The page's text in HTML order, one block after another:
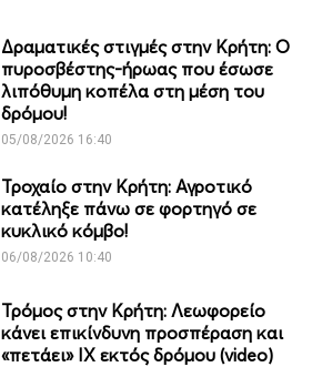
Δραματικές στιγμές στην Κρήτη: Ο
πυροσβέστης-ήρωας που έσωσε
λιπόθυμη κοπέλα στη μέση του
δρόμου!
05/08/2026 16:40
Τροχαίο στην Κρήτη: Αγροτικό
κατέληξε πάνω σε φορτηγό σε
κυκλικό κόμβο!
06/08/2026 10:40
Τρόμος στην Κρήτη: Λεωφορείο
κάνει επικίνδυνη προσπέραση και
«πετάει» ΙΧ εκτός δρόμου (video)